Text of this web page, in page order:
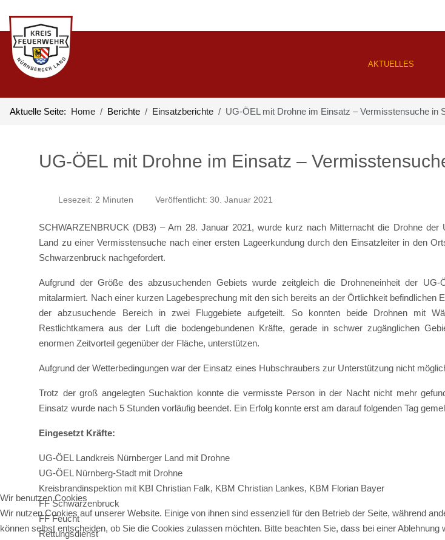
AKTUELLES
Aktuelle Seite: Home Berichte Einsatzberichte UG-ÖEL mit Drohne im Einsatz – Vermisstensuche in
UG-ÖEL mit Drohne im Einsatz –
Lesezeit: 2 Minuten Veröffentlicht: 30. Januar 2021
SCHWARZENBRUCK (DB3) – Am 28. Januar 2021, wurde kurz nach Mitternacht die Drohne der
Land zu einer Vermisstensuche nach einer ersten Lageerkundung durch den Einsatzleiter in den
Schwarzenbruck nachgefordert.
Aufgrund der Größe des abzusuchenden Gebiets wurde zeitgleich die Drohneneinheit der UG-
mitalarmiert. Nach einer kurzen Lagebesprechung mit den sich bereits an der Örtlichkeit befindlichen
der abzusuchende Bereich in zwei Fluggebiete aufgeteilt. So konnten beide Drohnen mit
Restlichtkamera aus der Luft die bodengebundenen Kräfte, gerade in schwer zugänglichen
enormen Zeitvorteil gegenüber der Fläche, unterstützen.
Aufgrund der Wetterbedingungen war der Einsatz eines Hubschraubers zur Unterstützung nicht
Trotz der groß angelegten Suchaktion konnte die vermisste Person in der Nacht nicht mehr
Einsatz wurde nach 5 Stunden vorläufig beendet. Ein Erfolg konnte erst am darauf folgenden Tag
Eingesetzt Kräfte:
UG-ÖEL Landkreis Nürnberger Land mit Drohne
UG-ÖEL Nürnberg-Stadt mit Drohne
Kreisbrandinspektion mit KBI Christian Falk, KBM Christian Lankes, KBM Florian Bayer
FF Schwarzenbruck
FF Feucht
Rettungsdienst
Wir benutzen Cookies
Wir nutzen Cookies auf unserer Website. Einige von ihnen sind essenziell für den Betrieb der Seite, während
können selbst entscheiden, ob Sie die Cookies zulassen möchten. Bitte beachten Sie, dass bei einer